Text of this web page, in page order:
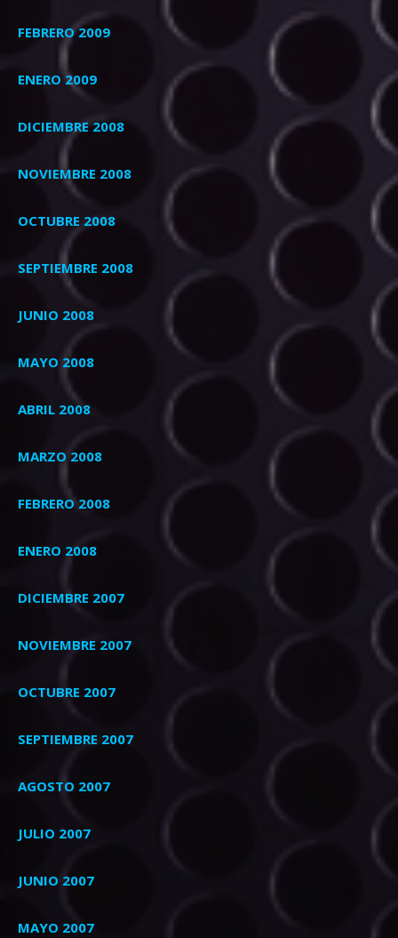
FEBRERO 2009
ENERO 2009
DICIEMBRE 2008
NOVIEMBRE 2008
OCTUBRE 2008
SEPTIEMBRE 2008
JUNIO 2008
MAYO 2008
ABRIL 2008
MARZO 2008
FEBRERO 2008
ENERO 2008
DICIEMBRE 2007
NOVIEMBRE 2007
OCTUBRE 2007
SEPTIEMBRE 2007
AGOSTO 2007
JULIO 2007
JUNIO 2007
MAYO 2007